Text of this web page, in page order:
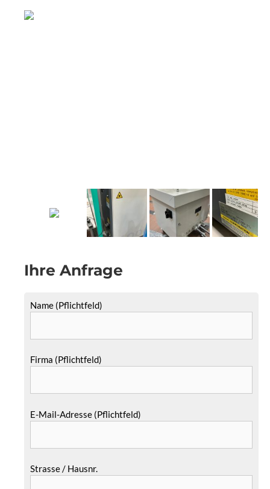
Ihre Anfrage
Name (Pflichtfeld)
Firma (Pflichtfeld)
E-Mail-Adresse (Pflichtfeld)
Strasse / Hausnr.